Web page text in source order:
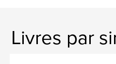
Livres par